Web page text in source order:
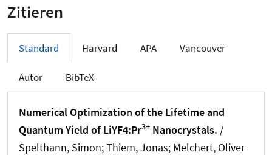
Zitieren
Standard Harvard APA Vancouver
Autor BibTeX
Numerical Optimization of the Lifetime and
Quantum Yield of LiYF4:Pr3+ Nanocrystals. /
Spelthann, Simon; Thiem, Jonas; Melchert, Oliver